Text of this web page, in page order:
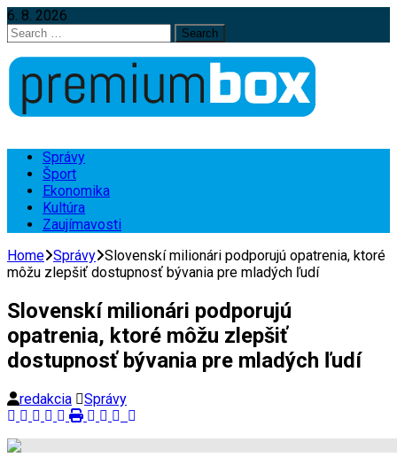
6. 8. 2026
Search
for:
Správy
Šport
Ekonomika
Kultúra
Zaujímavosti
Home Správy Slovenskí milionári podporujú opatrenia, ktoré
môžu zlepšiť dostupnosť bývania pre mladých ľudí
Slovenskí milionári podporujú
opatrenia, ktoré môžu zlepšiť
dostupnosť bývania pre mladých ľudí
redakcia Správy